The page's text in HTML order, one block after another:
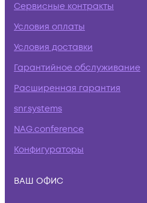
Сервисные контракты
Условия оплаты
Условия доставки
Гарантийное обслуживание
Расширенная гарантия
snr.systems
NAG.conference
Конфигураторы
ВАШ ОФИС